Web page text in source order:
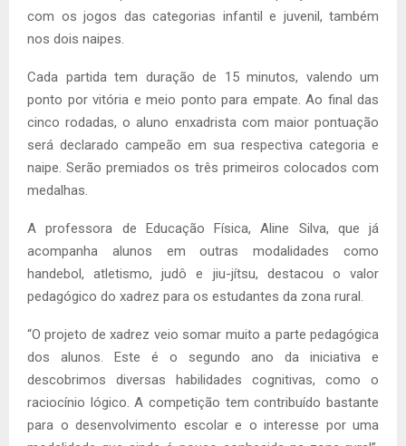
com os jogos das categorias infantil e juvenil, também
nos dois naipes.
Cada partida tem duração de 15 minutos, valendo um
ponto por vitória e meio ponto para empate. Ao final das
cinco rodadas, o aluno enxadrista com maior pontuação
será declarado campeão em sua respectiva categoria e
naipe. Serão premiados os três primeiros colocados com
medalhas.
A professora de Educação Física, Aline Silva, que já
acompanha alunos em outras modalidades como
handebol, atletismo, judô e jiu-jítsu, destacou o valor
pedagógico do xadrez para os estudantes da zona rural.
“O projeto de xadrez veio somar muito a parte pedagógica
dos alunos. Este é o segundo ano da iniciativa e
descobrimos diversas habilidades cognitivas, como o
raciocínio lógico. A competição tem contribuído bastante
para o desenvolvimento escolar e o interesse por uma